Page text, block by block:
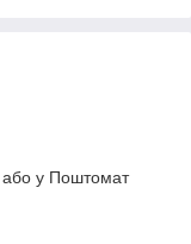
або у Поштомат